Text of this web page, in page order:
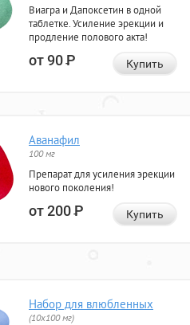
Виагра и Дапоксетин в одной
таблетке. Усиление эрекции и
продление полового акта!
от 90Р Купить
Аванафил
100 мг
Препарат для усиления эрекции
нового поколения!
от 200Р Купить
Набор для влюбленных
(10х100 мг)